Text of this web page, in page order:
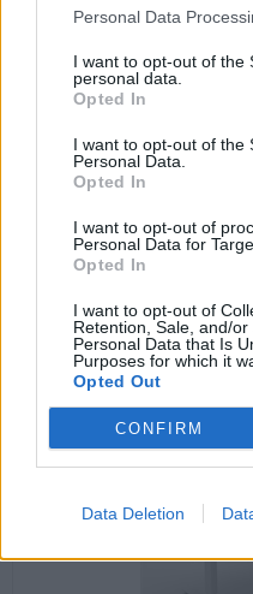
Personal Data
I want to opt-out of the
personal data.
Opted In
I want to opt-out of the
Personal Data.
Opted In
I want to opt-out of
Personal Data for
Opted In
I want to opt-out of
Retention, Sale, and/
Personal Data that Is
Purposes for which it
Opted Out
CONFIRM
Data Deletion
Exklusivt höj och sänkbart